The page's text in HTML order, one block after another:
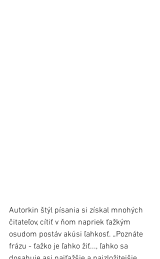
Autorkin štýl písania si získal mnohých
čitateľov, cítiť v ňom napriek ťažkým
osudom postáv akúsi ľahkosť. „Poznáte
frázu - ťažko je ľahko žiť..., ľahko sa